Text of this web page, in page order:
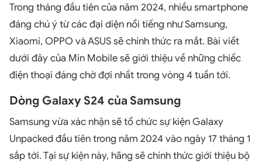
Trong tháng đầu tiên của năm 2024, nhiều smartphone
đáng chú ý từ các đại diện nổi tiếng như Samsung,
Xiaomi, OPPO và ASUS sẽ chính thức ra mắt. Bài viết
dưới đây của Min Mobile sẽ giới thiệu về những chiếc
điện thoại đáng chờ đợi nhất trong vòng 4 tuần tới.
Dòng Galaxy S24 của Samsung
Samsung vừa xác nhận sẽ tổ chức sự kiện Galaxy
Unpacked đầu tiên trong năm 2024 vào ngày 17 tháng 1
sắp tới. Tại sự kiện này, hãng sẽ chính thức giới thiệu bộ